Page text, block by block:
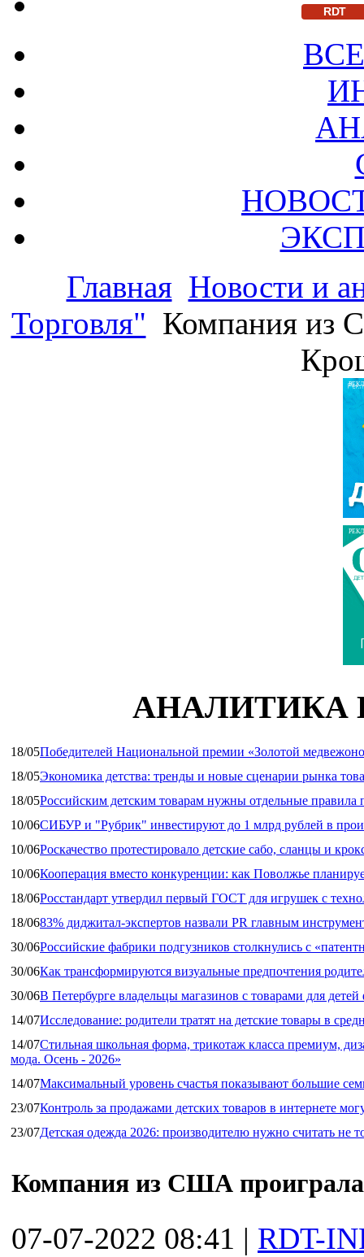
RDT
Главная Новости и
Торговля" Компания из
АНАЛИТИКА
18/05Победителей Национальной премии «Золотой
18/05Экономика детства: тренды и новые сценарии рынка
18/05Российским детским товарам нужны отдельные правила
10/06СИБУР и "Рубрик" инвестируют до 1 млрд рублей в
10/06Роскачество протестировало детские сабо, сланцы и
10/06Кооперация вместо конкуренции: как Поволжье
18/06Росстандарт утвердил первый ГОСТ для игрушек с
18/0683% диджитал‑экспертов назвали PR главным
30/06Российские фабрики подгузников столкнулись с
30/06Как трансформируются визуальные предпочтения
30/06В Петербурге владельцы магазинов с товарами для
14/07Исследование: родители тратят на детские товары в
14/07Стильная школьная форма, трикотаж класса премиум,
мода. Осень - 2026»
14/07Максимальный уровень счастья показывают большие
23/07Контроль за продажами детских товаров в интернете
23/07Детская одежда 2026: производителю нужно считать не
Компания из США проиграла
07-07-2022 08:41 | RDT-